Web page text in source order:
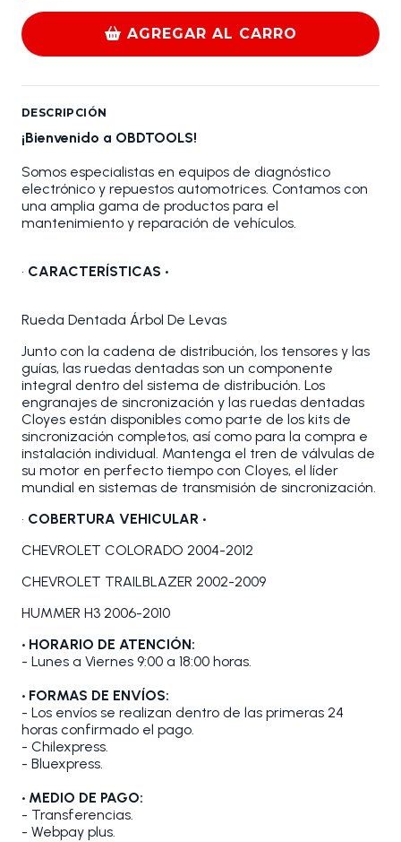
AGREGAR AL CARRO
DESCRIPCIÓN
¡Bienvenido a OBDTOOLS!
Somos especialistas en equipos de diagnóstico
electrónico y repuestos automotrices. Contamos con
una amplia gama de productos para el
mantenimiento y reparación de vehículos.
• CARACTERÍSTICAS •
Rueda Dentada Árbol De Levas
Junto con la cadena de distribución, los tensores y las
guías, las ruedas dentadas son un componente
integral dentro del sistema de distribución. Los
engranajes de sincronización y las ruedas dentadas
Cloyes están disponibles como parte de los kits de
sincronización completos, así como para la compra e
instalación individual. Mantenga el tren de válvulas de
su motor en perfecto tiempo con Cloyes, el líder
mundial en sistemas de transmisión de sincronización.
• COBERTURA VEHICULAR •
CHEVROLET COLORADO 2004-2012
CHEVROLET TRAILBLAZER 2002-2009
HUMMER H3 2006-2010
• HORARIO DE ATENCIÓN:
- Lunes a Viernes 9:00 a 18:00 horas.
• FORMAS DE ENVÍOS:
- Los envíos se realizan dentro de las primeras 24
horas confirmado el pago.
- Chilexpress.
- Bluexpress.
• MEDIO DE PAGO:
- Transferencias.
- Webpay plus.